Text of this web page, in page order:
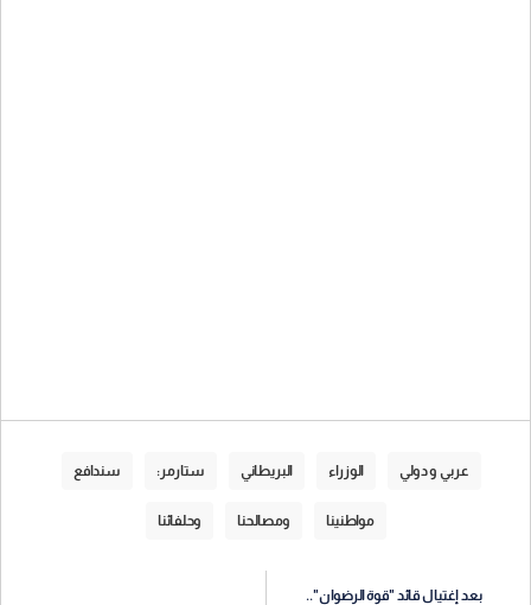
عربي و دولي الوزراء البريطاني ستارمر: سندافع
مواطنينا ومصالحنا وحلفائنا
بعد إغتيال قائد "قوة الرضوان"..